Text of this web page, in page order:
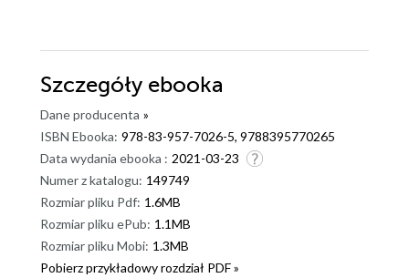
Szczegóły ebooka
Dane producenta »
ISBN Ebooka: 978-83-957-7026-5, 9788395770265
Data wydania ebooka : 2021-03-23
Numer z katalogu: 149749
Rozmiar pliku Pdf: 1.6MB
Rozmiar pliku ePub: 1.1MB
Rozmiar pliku Mobi: 1.3MB
Pobierz przykładowy rozdział PDF »